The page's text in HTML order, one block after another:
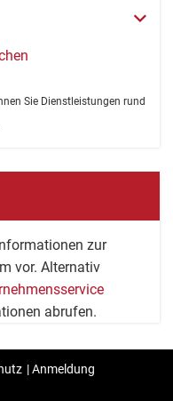
Sie Dienstleistungen rund
zur
vor. Alternativ
abrufen.
|Anmeldung